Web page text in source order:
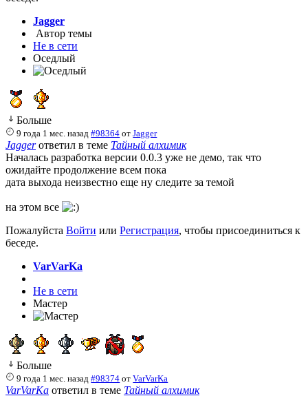
Jagger
Автор темы
Не в сети
Оседлый
Больше
9 года 1 мес. назад #98364 отJagger
Jaggerответил в теме Тайный алхимик
Началась разработка версии 0.0.3 уже не демо, так что
ожидайте продолжение всем пока
дата выхода неизвестно еще ну следите за темой
на этом все
Пожалуйста Войти или Регистрация, чтобы присоединиться к
беседе.
VarVarKa
Не в сети
Мастер
Больше
9 года 1 мес. назад #98374 отVarVarKa
VarVarKa ответил в теме Тайный алхимик